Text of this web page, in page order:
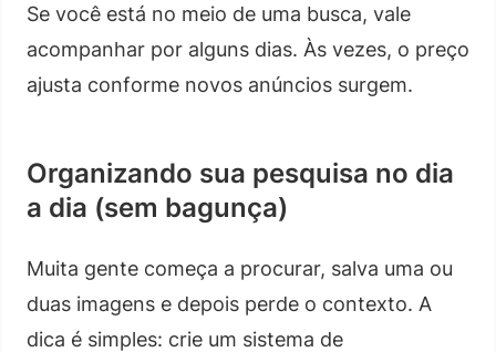
Se você está no meio de uma busca, vale
acompanhar por alguns dias. Às vezes, o preço
ajusta conforme novos anúncios surgem.
Organizando sua pesquisa no dia
a dia (sem bagunça)
Muita gente começa a procurar, salva uma ou
duas imagens e depois perde o contexto. A
dica é simples: crie um sistema de